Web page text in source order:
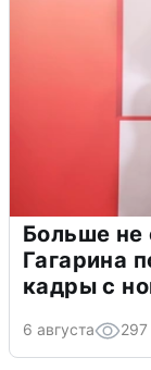
Больше не
Гагарина
кадры с
6 августа 297